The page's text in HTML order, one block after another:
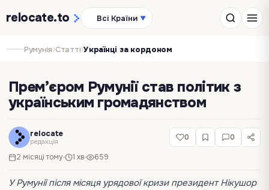
relocate.to Всі Країни ▼
Румунія›Статті›Українці за кордоном
Прем’єром Румунії став політик з
українським громадянством
relocate
редакція
2 місяці тому 1 хв 659
0 0
У Румунії після місяця урядової кризи президент Нікушор